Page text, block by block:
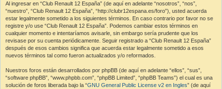
Al ingresar en “Club Renault 12 España” (de aquí en adelante “nosotros”, “nos”,
“nuestro”, “Club Renault 12 España”, “http://clubr12espana.es/foro”), usted acuerda
estar legalmente sometido a los siguientes términos. En caso contrario por favor no se
registre y/o use “Club Renault 12 España”. Podemos cambiar estos términos en
cualquier momento e intentaríamos avisarle, sin embargo sería prudente que los
revisase por su cuenta periódicamente. Seguir registrado a “Club Renault 12 España”
después de esos cambios significa que acuerda estar legalmente sometido a esos
nuevos términos tal como fueron actualizados y/o reformados.
Nuestros foros están desarrollados por phpBB (de aquí en adelante “ellos”, “sus”,
“software phpBB”, “www.phpbb.com”, “phpBB Limited”, “phpBB Teams”) el cual es una
solución de foros liberada bajo la “GNU General Public License v2 en Ingles” (de aquí